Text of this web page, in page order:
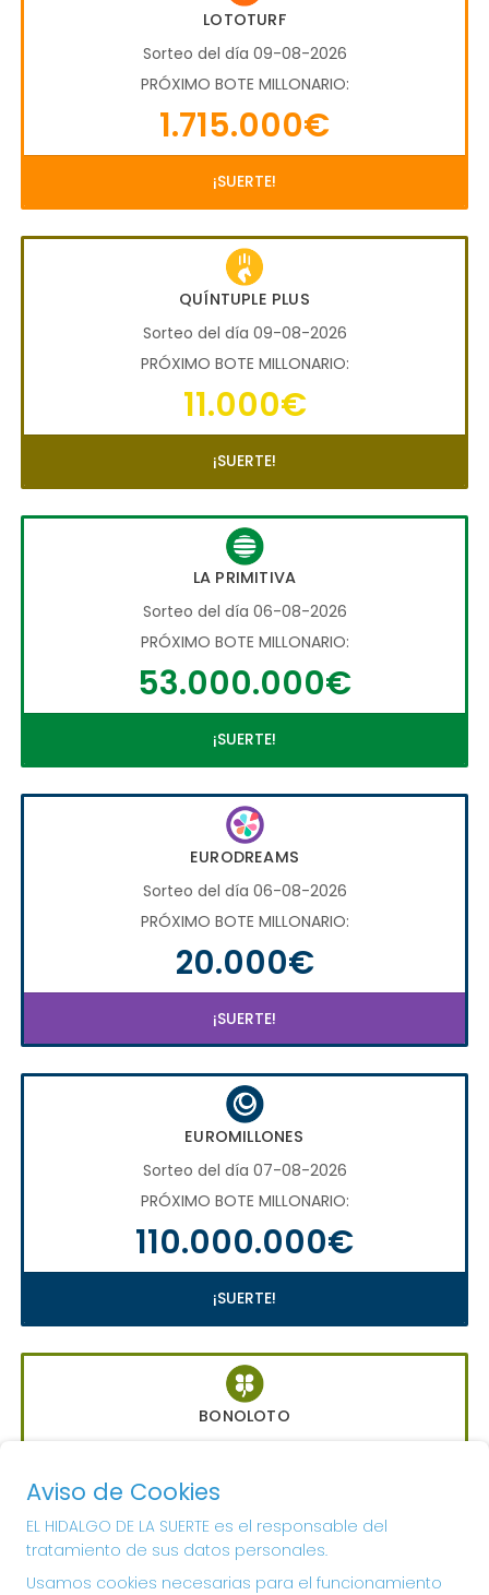
LOTOTURF
Sorteo del día 09-08-2026
PRÓXIMO BOTE MILLONARIO:
1.715.000€
¡SUERTE!
QUÍNTUPLE PLUS
Sorteo del día 09-08-2026
PRÓXIMO BOTE MILLONARIO:
11.000€
¡SUERTE!
LA PRIMITIVA
Sorteo del día 06-08-2026
PRÓXIMO BOTE MILLONARIO:
53.000.000€
¡SUERTE!
EURODREAMS
Sorteo del día 06-08-2026
PRÓXIMO BOTE MILLONARIO:
20.000€
¡SUERTE!
EUROMILLONES
Sorteo del día 07-08-2026
PRÓXIMO BOTE MILLONARIO:
110.000.000€
¡SUERTE!
BONOLOTO
PRÓXIMO BOTE MILLONARIO:
700.000€
¡SUERTE!
Aviso de Cookies
EL HIDALGO DE LA SUERTE es el responsable del
tratamiento de sus datos personales.
Usamos cookies necesarias para el funcionamiento